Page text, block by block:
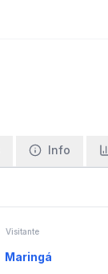
Info
Visitante
Maringá